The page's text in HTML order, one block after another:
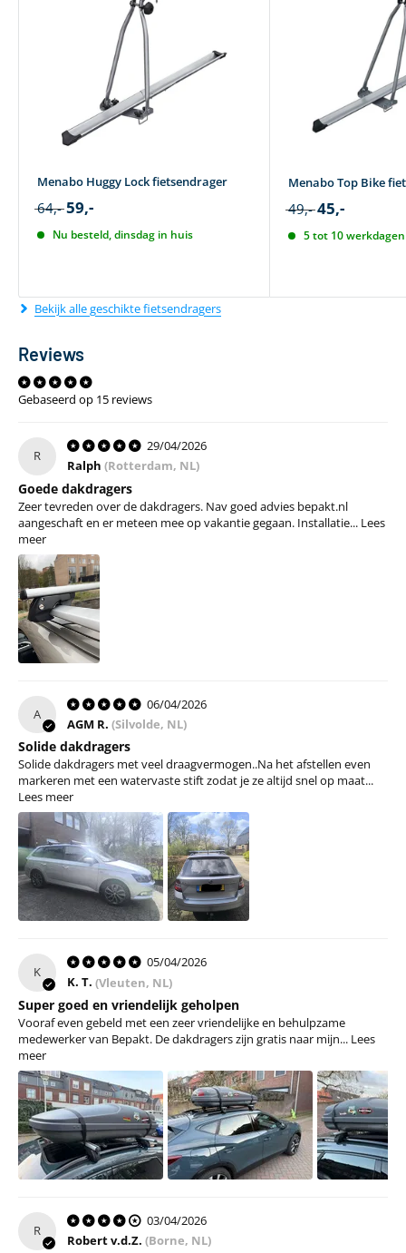
Menabo Huggy Lock fietsendrager
64,- 59,-
Nu besteld, dinsdag in huis
Menabo Top Bike
49,- 45,-
5 tot 10
Bekijk alle geschikte fietsendragers
Reviews
Gebaseerd op 15 reviews
R
29/04/2026
Ralph (Rotterdam, NL)
Goede dakdragers
Zeer tevreden over de dakdragers. Nav goed advies bepakt.nl
aangeschaft en er meteen mee op vakantie gegaan. Installatie... Lees
meer
A
06/04/2026
AGM R. (Silvolde, NL)
Solide dakdragers
Solide dakdragers met veel draagvermogen..Na het afstellen even
markeren met een watervaste stift zodat je ze altijd snel op maat...
Lees meer
K
05/04/2026
K. T. (Vleuten, NL)
Super goed en vriendelijk geholpen
Vooraf even gebeld met een zeer vriendelijke en behulpzame
medewerker van Bepakt. De dakdragers zijn gratis naar mijn... Lees
meer
R
03/04/2026
Robert v.d.Z. (Borne, NL)